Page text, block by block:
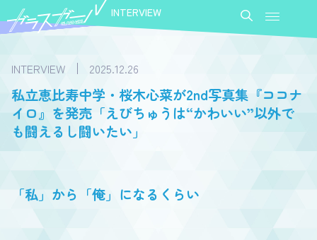
INTERVIEW
INTERVIEW 2025.12.26
私立恵比寿中学・桜木心菜が2nd写真集『ココナ
イロ』を発売「えびちゅうは“かわいい”以外で
も闘えるし闘いたい」
「私」から「俺」になるくらい